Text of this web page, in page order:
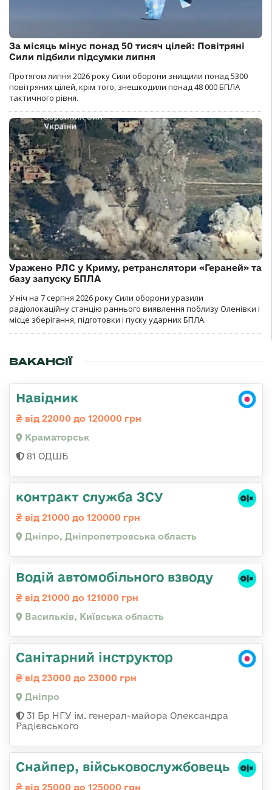
За місяць мінус понад 50 тисяч цілей: Повітряні
Сили підбили підсумки липня
Протягом липня 2026 року Cили оборони знищили понад 5300
повітряних цілей, крім того, знешкодили понад 48 000 БПЛА
тактичного рівня.
Уражено РЛС у Криму, ретранслятори «Гераней» та
базу запуску БПЛА
У ніч на 7 серпня 2026 року Сили оборони уразили
радіолокаційну станцію раннього виявлення поблизу Оленівки і
місце зберігання, підготовки і пуску ударних БПЛА.
ВАКАНСІЇ
Навідник
від 22000 до 120000 грн
Краматорськ
81 ОДШБ
контракт служба ЗСУ
від 21000 до 120000 грн
Дніпро, Дніпропетровська область
Водій автомобільного взводу
від 21000 до 121000 грн
Васильків, Київська область
Санітарний інструктор
від 23000 до 23000 грн
Дніпро
31 Бр НГУ ім. генерал-майора Олександра
Радієвського
Снайпер, військовослужбовець
від 25000 до 125000 грн